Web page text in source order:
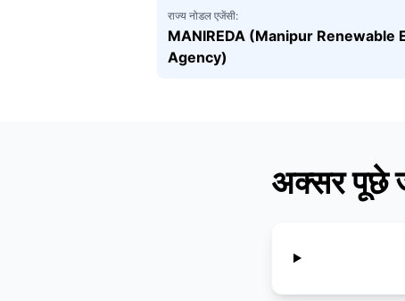
राज्य नोडल एजेंसी:
MANIREDA (Manipur Renewable
Agency)
अक्सर पूछे